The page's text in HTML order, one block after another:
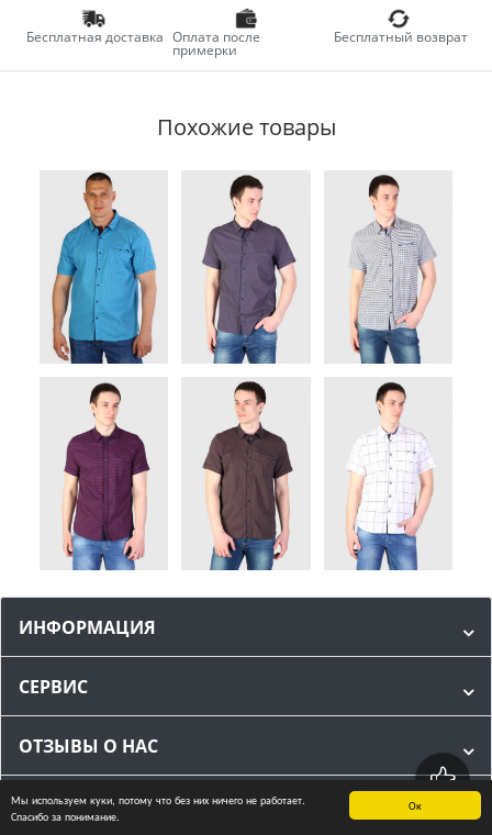
Ок
Мы используем куки, потому что без них ничего не работает.
Спасибо за понимание.
Бесплатная доставка Оплата после
примерки
Бесплатный возврат
Похожие товары
ИНФОРМАЦИЯ
СЕРВИС
ОТЗЫВЫ О НАС
МЫ В СОЦИАЛЬНЫХ СЕТЯХ